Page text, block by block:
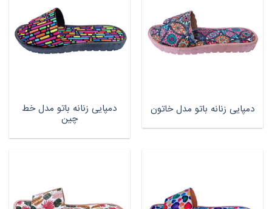
دمپایی زنانه باتو مدل خاتون دمپایی زنانه باتو مدل خط
چین